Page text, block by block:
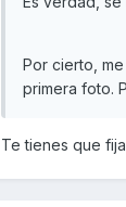
Por cierto,
primera foto.
Te tienes que